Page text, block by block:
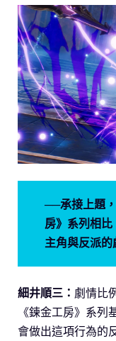
──承接上題
房》系列相
主角與反派的
細井順三： 劇情比
《鍊金工房》系
會做出這項行為的